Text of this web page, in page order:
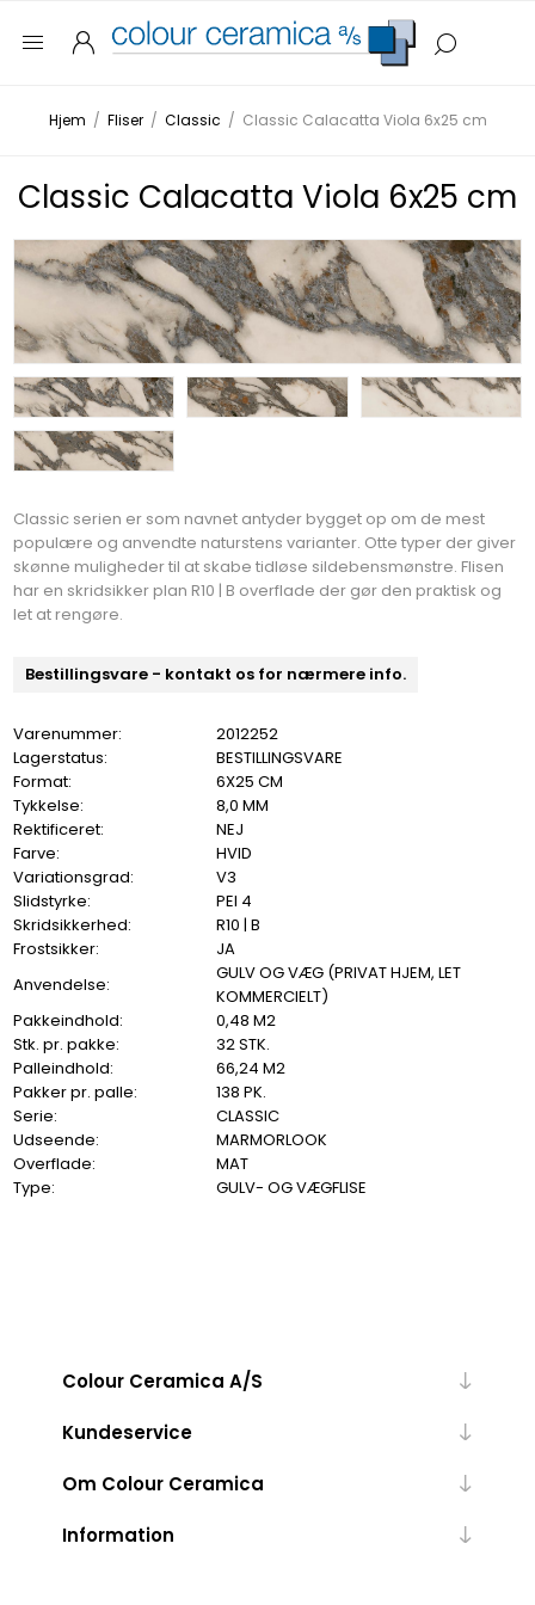
Hjem / Fliser / Classic / Classic Calacatta Viola 6x25 cm
Classic Calacatta Viola 6x25 cm
Classic serien er som navnet antyder bygget op om de mest
populære og anvendte naturstens varianter. Otte typer der giver
skønne muligheder til at skabe tidløse sildebensmønstre. Flisen
har en skridsikker plan R10 | B overflade der gør den praktisk og
let at rengøre.
Bestillingsvare - kontakt os for nærmere info.
Varenummer:
2012252
Lagerstatus:
BESTILLINGSVARE
Format:
6X25 CM
Tykkelse:
8,0 MM
Rektificeret:
NEJ
Farve:
HVID
Variationsgrad:
V3
Slidstyrke:
PEI 4
Skridsikkerhed:
R10 | B
Frostsikker:
JA
Anvendelse:
GULV OG VÆG (PRIVAT HJEM, LET
KOMMERCIELT)
Pakkeindhold:
0,48 M2
Stk. pr. pakke:
32 STK.
Palleindhold:
66,24 M2
Pakker pr. palle:
138 PK.
Serie:
CLASSIC
Udseende:
MARMORLOOK
Overflade:
MAT
Type:
GULV- OG VÆGFLISE
Colour Ceramica A/S
Kundeservice
Om Colour Ceramica
Information